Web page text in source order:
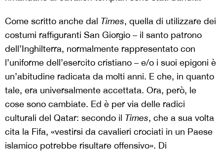
Come scritto anche dal Times, quella di utilizzare dei
costumi raffiguranti San Giorgio – il santo patrono
dell’Inghilterra, normalmente rappresentato con
l’uniforme dell’esercito cristiano – e/o i suoi epigoni è
un’abitudine radicata da molti anni. E che, in quanto
tale, era universalmente accettata. Ora, però, le
cose sono cambiate. Ed è per via delle radici
culturali del Qatar: secondo il Times, che a sua volta
cita la Fifa, «vestirsi da cavalieri crociati in un Paese
islamico potrebbe risultare offensivo». Di